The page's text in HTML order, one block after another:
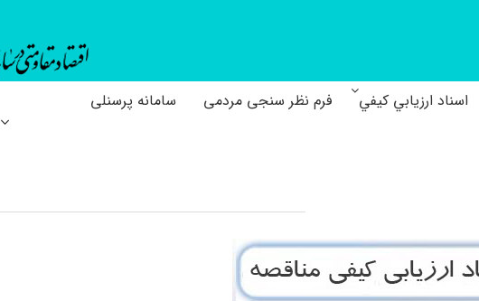
اسناد ارزيابي كيفي فرم نظر سنجی مردمی
سامانه پرسنلی